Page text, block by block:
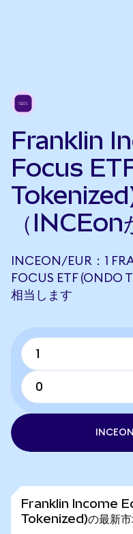
Franklin
Focus
（INCEon
INCEON/EUR：1
FOCUS ETF (ONDO
相当します
Franklin Income
Tokenized)の最新市